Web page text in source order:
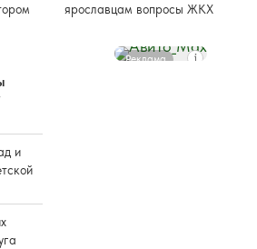
ярославцам вопросы ЖКХ
и
Реклама